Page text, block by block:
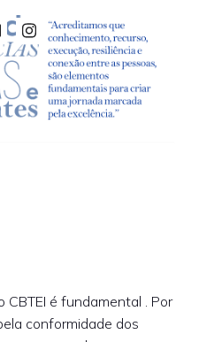
CBTEI é fundamental . Por
conformidade dos